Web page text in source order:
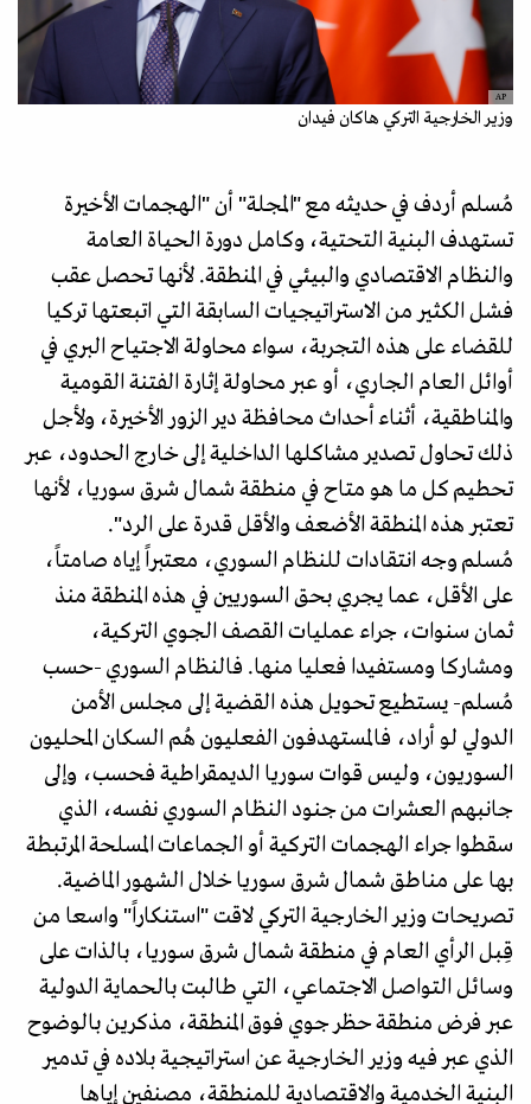
AP
وزير الخارجية التركي هاكان فيدان
مُسلم أردف في حديثه مع "المجلة" أن "الهجمات الأخيرة
تستهدف البنية التحتية، وكامل دورة الحياة العامة
والنظام الاقتصادي والبيئي في المنطقة. لأنها تحصل عقب
فشل الكثير من الاستراتيجيات السابقة التي اتبعتها تركيا
للقضاء على هذه التجربة، سواء محاولة الاجتياح البري في
أوائل العام الجاري، أو عبر محاولة إثارة الفتنة القومية
والمناطقية، أثناء أحداث محافظة دير الزور الأخيرة، ولأجل
ذلك تحاول تصدير مشاكلها الداخلية إلى خارج الحدود، عبر
تحطيم كل ما هو متاح في منطقة شمال شرق سوريا، لأنها
تعتبر هذه المنطقة الأضعف والأقل قدرة على الرد".
مُسلم وجه انتقادات للنظام السوري، معتبراً إياه صامتاً،
على الأقل، عما يجري بحق السوريين في هذه المنطقة منذ
ثمان سنوات، جراء عمليات القصف الجوي التركية،
ومشاركا ومستفيدا فعليا منها. فالنظام السوري -حسب
مُسلم- يستطيع تحويل هذه القضية إلى مجلس الأمن
الدولي لو أراد، فالمستهدفون الفعليون هُم السكان المحليون
السوريون، وليس قوات سوريا الديمقراطية فحسب، وإلى
جانبهم العشرات من جنود النظام السوري نفسه، الذي
سقطوا جراء الهجمات التركية أو الجماعات المسلحة المرتبطة
بها على مناطق شمال شرق سوريا خلال الشهور الماضية.
تصريحات وزير الخارجية التركي لاقت "استنكاراً" واسعا من
قِبل الرأي العام في منطقة شمال شرق سوريا، بالذات على
وسائل التواصل الاجتماعي، التي طالبت بالحماية الدولية
عبر فرض منطقة حظر جوي فوق المنطقة، مذكرين بالوضوح
الذي عبر فيه وزير الخارجية عن استراتيجية بلاده في تدمير
البنية الخدمية والاقتصادية للمنطقة، مصنفين إياها